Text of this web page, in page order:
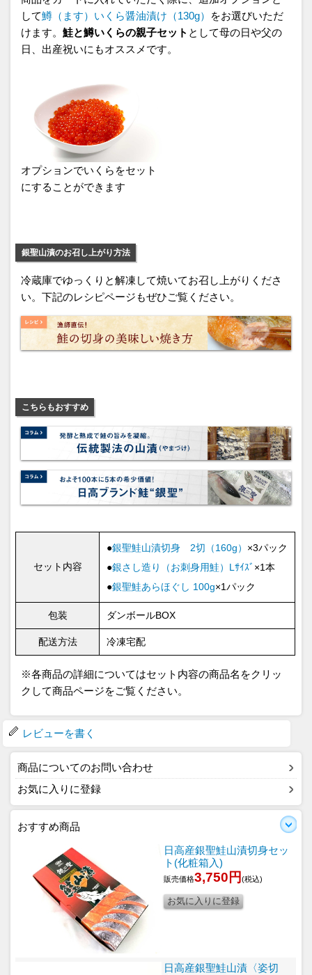
して鱒（ます）いくら醤油漬け（130g）
をお選びいただ
けます。 鮭と鱒いくらの親子セット として母の日や父の
日、出産祝いにもオススメです。
オプションでいくらをセット
にすることができます
銀聖山漬のお召し上がり方法
冷蔵庫でゆっくりと解凍して焼いてお召し上がりくださ
い。下記のレシピページもぜひご覧ください。
こちらもおすすめ
セット内容
●銀聖鮭山漬切身 2切（160g） ×3パック
●銀さし造り（お刺身用鮭）Lｻｲｽﾞ ×1本
●銀聖鮭あらほぐし 100g×1パック
包装 ダンボールBOX
配送方法 冷凍宅配
※各商品の詳細についてはセット内容の商品名をクリッ
クして商品ページをご覧ください。
レビューを書く
商品についてのお問い合わせ
お気に入りに登録
おすすめ商品
日高産銀聖鮭山漬切身セッ
ト(化粧箱入)
販売価格3,750円(税込)
日高産銀聖鮭山漬〈姿切